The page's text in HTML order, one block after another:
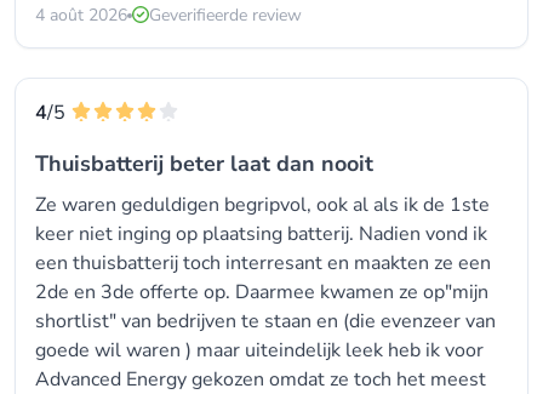
4 août 2026 Geverifieerde review
4/5
Thuisbatterij beter laat dan nooit
Ze waren geduldigen begripvol, ook al als ik de 1ste
keer niet inging op plaatsing batterij. Nadien vond ik
een thuisbatterij toch interresant en maakten ze een
2de en 3de offerte op. Daarmee kwamen ze op"mijn
shortlist" van bedrijven te staan en (die evenzeer van
goede wil waren ) maar uiteindelijk leek heb ik voor
Advanced Energy gekozen omdat ze toch het meest